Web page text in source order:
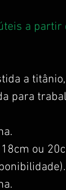
a partir
a
para
ou